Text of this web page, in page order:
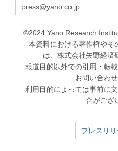
press@yano.co.jp
©2024 Yano Research
本資料における著作権やそ
は、株式会社矢野経済
報道目的以外での引用・転載
お問い合わせ
利用目的によっては事前に文
合がござ
プレスリ